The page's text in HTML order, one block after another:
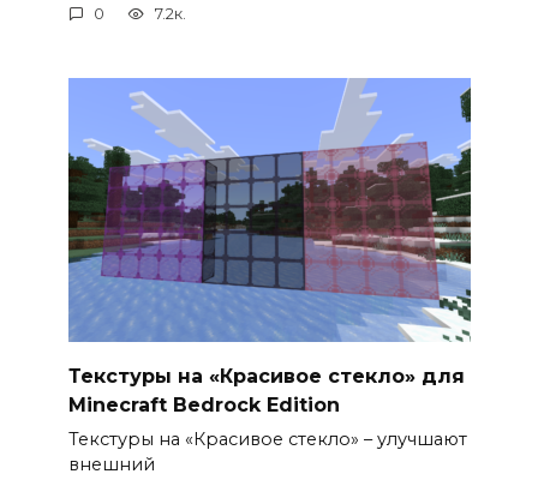
0 7.2к.
Текстуры на «Красивое стекло» для
Minecraft Bedrock Edition
Текстуры на «Красивое стекло» – улучшают
внешний